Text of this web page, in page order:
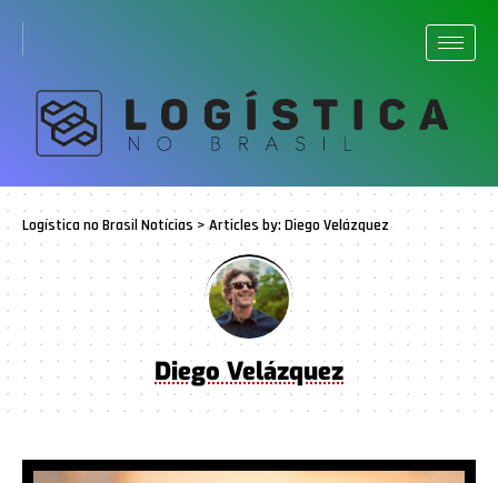
Logística no Brasil Notícias >Articles by: Diego Velázquez
Diego Velázquez